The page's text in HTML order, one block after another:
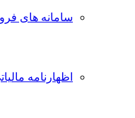
سامانه های
اظهارنامه